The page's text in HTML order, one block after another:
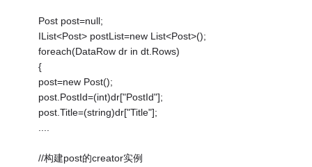
Post post=null;
IList<Post> postList=new List<Post>();
foreach(DataRow dr in dt.Rows)
{
post=new Post();
post.PostId=(int)dr["PostId"];
post.Title=(string)dr["Title"];
....
//构建post的creator实例